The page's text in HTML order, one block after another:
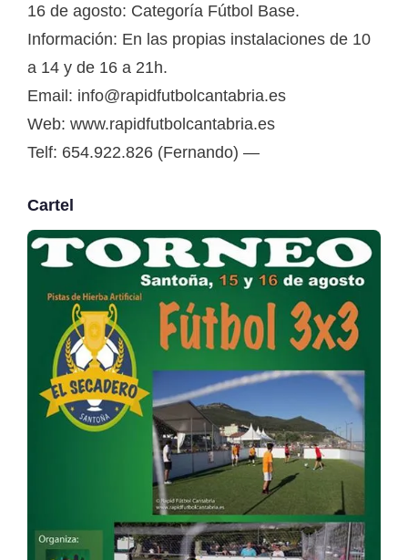
16 de agosto: Categoría Fútbol Base.
Información: En las propias instalaciones de 10
a 14 y de 16 a 21h.
Email: info@rapidfutbolcantabria.es
Web: www.rapidfutbolcantabria.es
Telf: 654.922.826 (Fernando) —
Cartel